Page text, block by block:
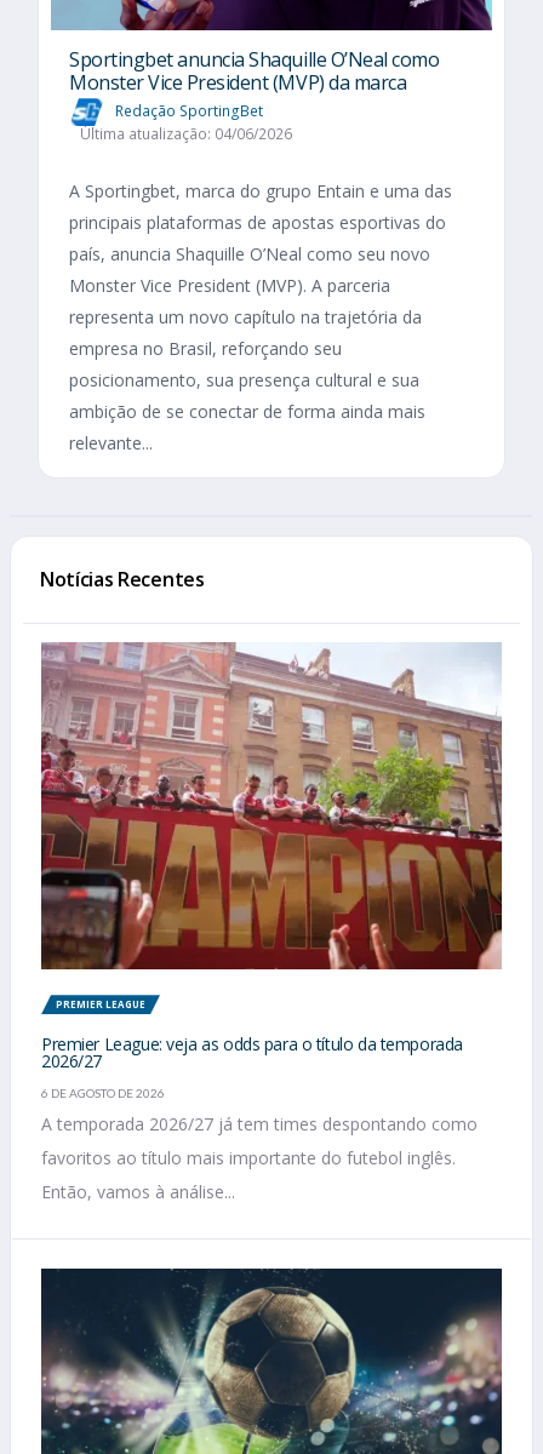
Sportingbet anuncia Shaquille O’Neal como
Monster Vice President (MVP) da marca
Redação SportingBet
Última atualização: 04/06/2026
A Sportingbet, marca do grupo Entain e uma das
principais plataformas de apostas esportivas do
país, anuncia Shaquille O’Neal como seu novo
Monster Vice President (MVP). A parceria
representa um novo capítulo na trajetória da
empresa no Brasil, reforçando seu
posicionamento, sua presença cultural e sua
ambição de se conectar de forma ainda mais
relevante...
Notícias Recentes
PREMIER LEAGUE
Premier League: veja as odds para o título da temporada
2026/27
6 DE AGOSTO DE 2026
A temporada 2026/27 já tem times despontando como
favoritos ao título mais importante do futebol inglês.
Então, vamos à análise...